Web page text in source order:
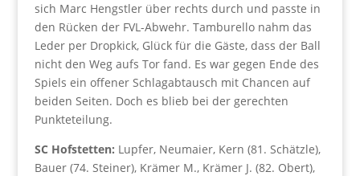
sich Marc Hengstler über rechts durch und passte in
den Rücken der FVL-Abwehr. Tamburello nahm das
Leder per Dropkick, Glück für die Gäste, dass der Ball
nicht den Weg aufs Tor fand. Es war gegen Ende des
Spiels ein offener Schlagabtausch mit Chancen auf
beiden Seiten. Doch es blieb bei der gerechten
Punkteteilung.
SC Hofstetten: Lupfer, Neumaier, Kern (81. Schätzle),
Bauer (74. Steiner), Krämer M., Krämer J. (82. Obert),